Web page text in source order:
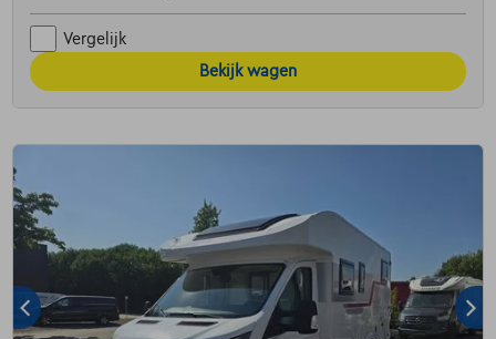
Vergelijk
Bekijk wagen